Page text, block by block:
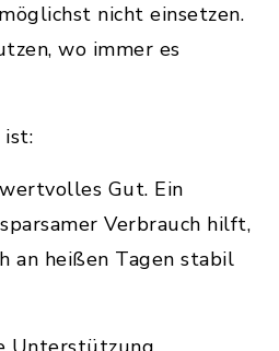
nicht einsetzen.
wo immer es
ist:
Gut. Ein
Verbrauch hilft,
an heißen Tagen stabil